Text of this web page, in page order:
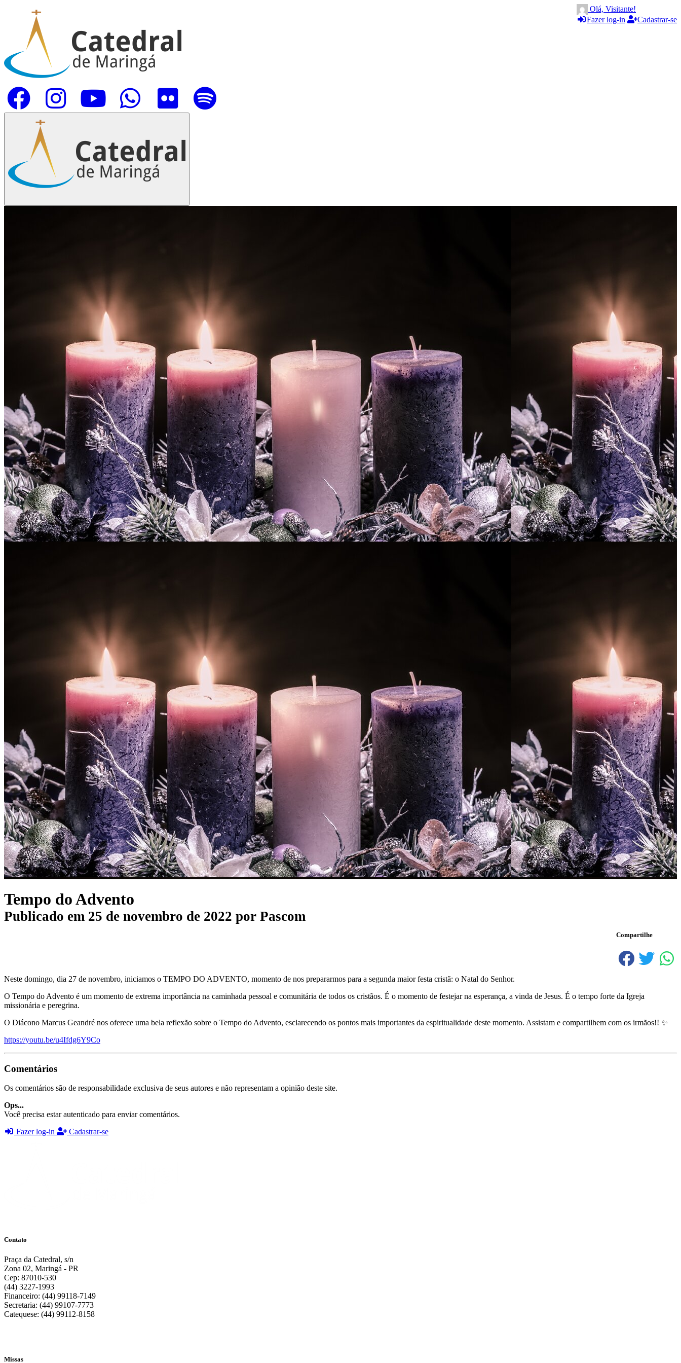
Olá, Visitante!
Fazer log-in
Cadastrar-se
Tempo do Advento
Publicado em 25 de novembro de 2022 por Pascom
Compartilhe
Neste domingo, dia 27 de novembro, iniciamos o TEMPO DO ADVENTO, momento de nos prepararmos para a segunda maior festa cristã: o Natal do Senhor.
O Tempo do Advento é um momento de extrema importância na caminhada pessoal e comunitária de todos os cristãos. É o momento de festejar na esperança, a vinda de Jesus. É o tempo forte da Igreja
missionária e peregrina.
O Diácono Marcus Geandré nos oferece uma bela reflexão sobre o Tempo do Advento, esclarecendo os pontos mais importantes da espiritualidade deste momento. Assistam e compartilhem com os irmãos!! ✨
https://youtu.be/u4Ifdg6Y9Co
Comentários
Os comentários são de responsabilidade exclusiva de seus autores e não representam a opinião deste site.
Ops...
Você precisa estar autenticado para enviar comentários.
Fazer log-in
Cadastrar-se
Contato
Praça da Catedral, s/n
Zona 02, Maringá - PR
Cep: 87010-530
(44) 3227-1993
Financeiro: (44) 99118-7149
Secretaria: (44) 99107-7773
Catequese: (44) 99112-8158
Missas